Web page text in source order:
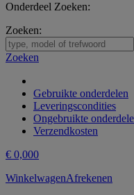
Onderdeel Zoeken:
Zoeken:
Zoeken
Gebruikte onderdelen
Leveringscondities
Ongebruikte
Verzendkosten
€ 0,000
WinkelwagenAfrekenen